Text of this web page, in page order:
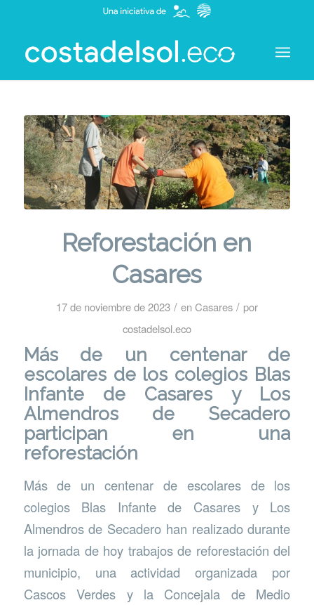
Reforestación en
Casares
17 de noviembre de 2023 / enCasares / por
costadelsol.eco
Más de un centenar de
escolares de los colegios Blas
Infante de Casares y Los
Almendros de Secadero
participan en una
reforestación
Más de un centenar de escolares de los
colegios Blas Infante de Casares y Los
Almendros de Secadero han realizado durante
la jornada de hoy trabajos de reforestación del
municipio, una actividad organizada por
Cascos Verdes y la Concejala de Medio